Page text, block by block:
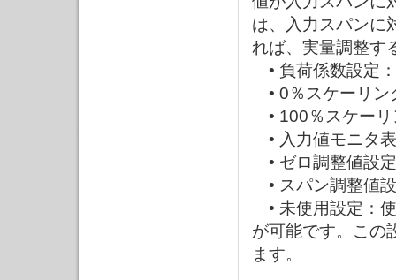
は、入力スパンに
れば、実量調整す
• 負荷係数設定：
• 0％スケーリン
• 100％スケーリ
• 入力値モニタ
• ゼロ調整値設定
• スパン調整値
• 未使用設定：
が可能です。この
ます。